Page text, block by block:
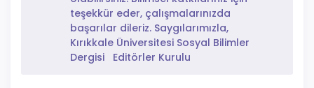
teşekkür eder, çalışmalarınızda
başarılar dileriz. Saygılarımızla,
Kırıkkale Üniversitesi Sosyal Bilimler
Dergisi Editörler Kurulu